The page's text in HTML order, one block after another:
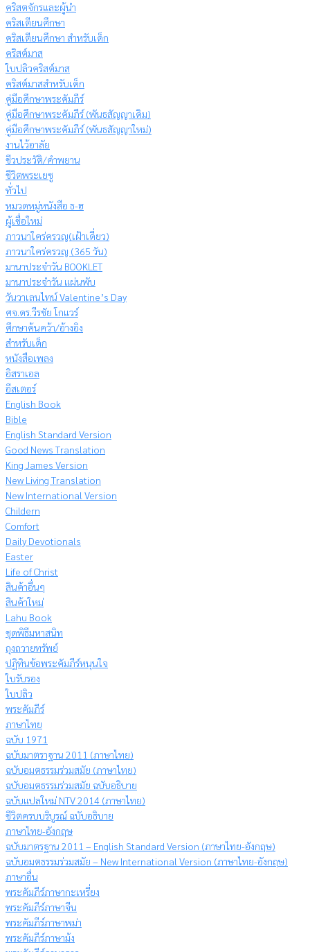
คริสตจักรและผู้นำ
คริสเตียนศึกษา
คริสเตียนศึกษา สำหรับเด็ก
คริสต์มาส
ใบปลิวคริสต์มาส
คริสต์มาสสำหรับเด็ก
คู่มือศึกษาพระคัมภีร์
คู่มือศึกษาพระคัมภีร์ (พันธสัญญาเดิม)
คู่มือศึกษาพระคัมภีร์ (พันธสัญญาใหม่)
งานไว้อาลัย
ชีวประวัติ/คำพยาน
ชีวิตพระเยซู
ทั่วไป
หมวดหมู่หนังสือ ธ-ฮ
ผู้เชื่อใหม่
ภาวนาใคร่ครวญ(เฝ้าเดี่ยว)
ภาวนาใคร่ครวญ (365 วัน)
มานาประจำวัน BOOKLET
มานาประจำวัน แผ่นพับ
วันวาเลนไทน์ Valentine’s Day
ศจ.ดร.วีรชัย โกแวร์
ศึกษาค้นคว้า/อ้างอิง
สำหรับเด็ก
หนังสือเพลง
อิสราเอล
อีสเตอร์
English Book
Bible
English Standard Version
Good News Translation
King James Version
New Living Translation
New International Version
Childern
Comfort
Daily Devotionals
Easter
Life of Christ
สินค้าอื่นๆ
สินค้าใหม่
Lahu Book
ชุดพิธีมหาสนิท
ถุงถวายทรัพย์
ปฏิทินข้อพระคัมภีร์หนุนใจ
ใบรับรอง
ใบปลิว
พระคัมภีร์
ภาษาไทย
ฉบับ 1971
ฉบับมาตราฐาน 2011 (ภาษาไทย)
ฉบับอมตธรรมร่วมสมัย (ภาษาไทย)
ฉบับอมตธรรมร่วมสมัย ฉบับอธิบาย
ฉบับแปลใหม่ NTV 2014 (ภาษาไทย)
ชีวิตครบบริบูรณ์ ฉบับอธิบาย
ภาษาไทย-อังกฤษ
ฉบับมาตรฐาน 2011 – English Standard Version (ภาษาไทย-อังกฤษ)
ฉบับอมตธรรมร่วมสมัย – New International Version (ภาษาไทย-อังกฤษ)
ภาษาอื่น
พระคัมภีร์ภาษากะเหรี่ยง
พระคัมภีร์ภาษาจีน
พระคัมภีร์ภาษาพม่า
พระคัมภีร์ภาษาม้ง